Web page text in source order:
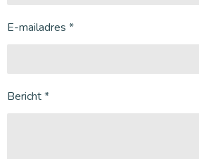
E-mailadres *
Bericht *